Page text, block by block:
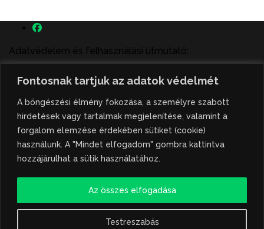
Fontosnak tartjuk az adatok védelmét
A böngészési élmény fokozása, a személyre szabott
hirdetések vagy tartalmak megjelenítése, valamint a
forgalom elemzése érdekében sütiket (cookie)
használunk. A "Mindet elfogadom" gombra kattintva
hozzájárulhat a sütik használatához.
Testreszabás
Az összes elfogadása
Adatvédelem és felhasználási útmutató:
A szenttamás.rs magyar nyelvű internetes hírportálon
megjelenő szerzői írások, a híranyag és minden egyéb
tartalom a portált működtető Gion Nándor Kulturális
Központ szellemi tulajdonát képezik, amely szellemi
tulajdont a nemzetközi és szerbiai törvények védik. A
jogosulatlan felhasználás büntető- és polgári jogi
következményeket von maga után. A hírportálon
ismertetése, illetve közzétett fotók átvétele kizárólag
csak hivatkozással, illetve a forrás megjelölésével